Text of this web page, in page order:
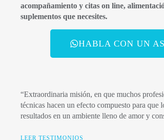
acompañamiento y citas on line,
suplementos que necesites.
HABLA CON UN
“Extraordinaria misión, en que muchos
técnicas hacen un efecto compuesto para que
resultados en un ambiente lleno de amor y
LEER TESTIMONIOS